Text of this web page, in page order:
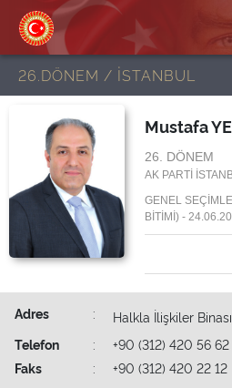
26.DÖNEM / İSTANBUL
Mustafa
26. DÖNEM
AK PARTİ
GENEL
BİTİMİ) -
Adres :
Halkla İlişkiler
Telefon
:
+90 (312) 420 56
Faks
: +90 (312) 420 22 12